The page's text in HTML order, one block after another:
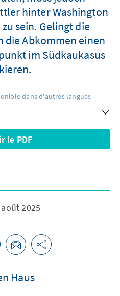
hinter Washington
sein. Gelingt die
die Abkommen einen
im Südkaukasus
dans d'autres langues
le PDF
2025
Haus